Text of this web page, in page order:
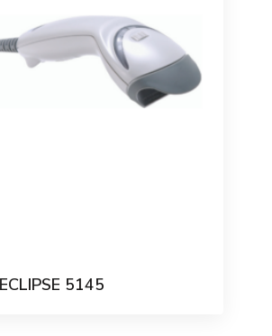
ECLIPSE 5145